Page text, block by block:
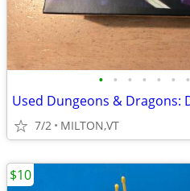
• • • • • • •
7/2 MILTON,VT
$10